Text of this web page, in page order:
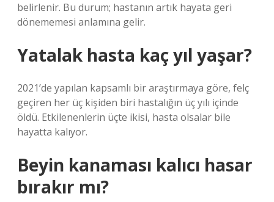
belirlenir. Bu durum; hastanın artık hayata geri
dönememesi anlamına gelir.
Yatalak hasta kaç yıl yaşar?
2021’de yapılan kapsamlı bir araştırmaya göre, felç
geçiren her üç kişiden biri hastalığın üç yılı içinde
öldü. Etkilenenlerin üçte ikisi, hasta olsalar bile
hayatta kalıyor.
Beyin kanaması kalıcı hasar
bırakır mı?